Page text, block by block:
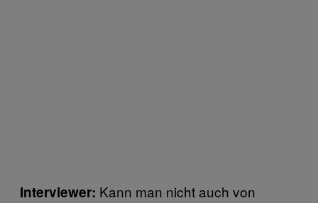
Interviewer: Kann man nicht auch von